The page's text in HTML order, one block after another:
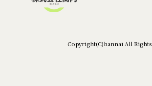
Copyright(C)bannai All Rights